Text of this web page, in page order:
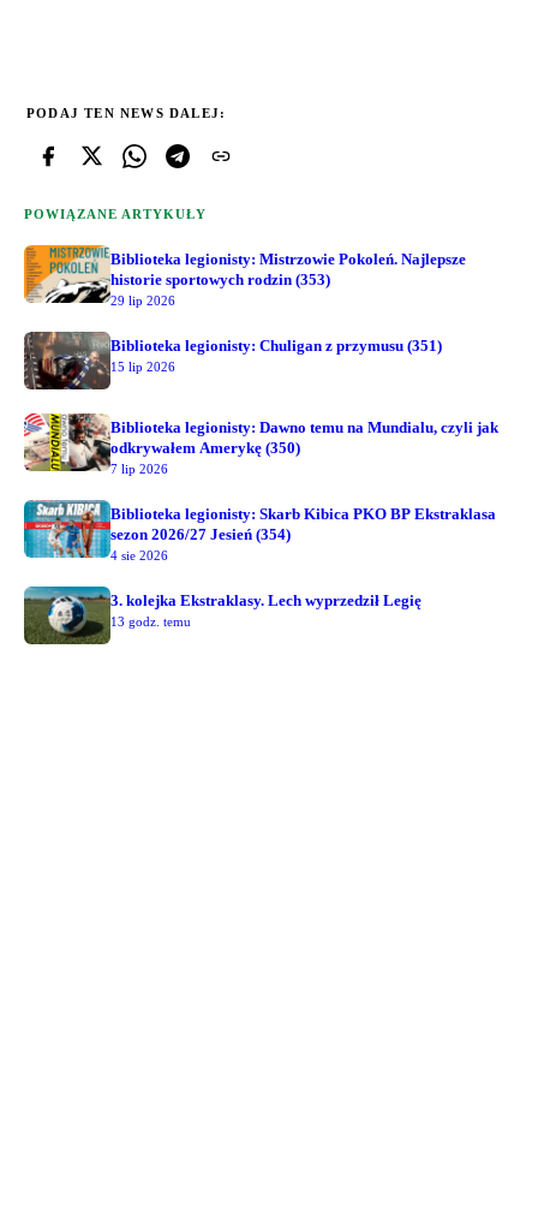
PODAJ TEN NEWS DALEJ:
POWIĄZANE ARTYKUŁY
Biblioteka legionisty: Mistrzowie Pokoleń. Najlepsze
historie sportowych rodzin (353)
29 lip 2026
Biblioteka legionisty: Chuligan z przymusu (351)
15 lip 2026
Biblioteka legionisty: Dawno temu na Mundialu, czyli jak
odkrywałem Amerykę (350)
7 lip 2026
Biblioteka legionisty: Skarb Kibica PKO BP Ekstraklasa
sezon 2026/27 Jesień (354)
4 sie 2026
3. kolejka Ekstraklasy. Lech wyprzedził Legię
13 godz. temu